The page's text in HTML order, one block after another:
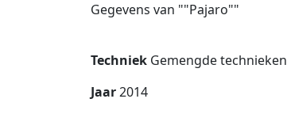
Gegevens van ""Pajaro""
Techniek Gemengde technieken
Jaar2014